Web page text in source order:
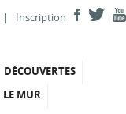
| Inscription
DÉCOUVERTES
LE MUR